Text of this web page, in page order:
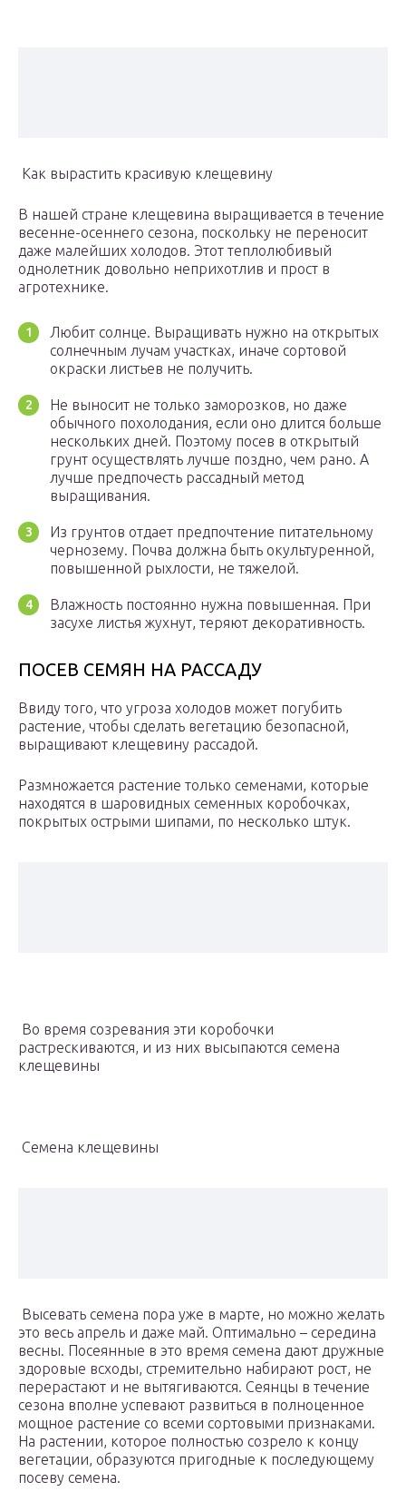
Как вырастить красивую клещевину
В нашей стране клещевина выращивается в течение
весенне-осеннего сезона, поскольку не переносит
даже малейших холодов. Этот теплолюбивый
однолетник довольно неприхотлив и прост в
агротехнике.
Любит солнце. Выращивать нужно на открытых
солнечным лучам участках, иначе сортовой
окраски листьев не получить.
Не выносит не только заморозков, но даже
обычного похолодания, если оно длится больше
нескольких дней. Поэтому посев в открытый
грунт осуществлять лучше поздно, чем рано. А
лучше предпочесть рассадный метод
выращивания.
Из грунтов отдает предпочтение питательному
чернозему. Почва должна быть окультуренной,
повышенной рыхлости, не тяжелой.
Влажность постоянно нужна повышенная. При
засухе листья жухнут, теряют декоративность.
ПОСЕВ СЕМЯН НА РАССАДУ
Ввиду того, что угроза холодов может погубить
растение, чтобы сделать вегетацию безопасной,
выращивают клещевину рассадой.
Размножается растение только семенами, которые
находятся в шаровидных семенных коробочках,
покрытых острыми шипами, по несколько штук.
Во время созревания эти коробочки
растрескиваются, и из них высыпаются семена
клещевины
Семена клещевины
Высевать семена пора уже в марте, но можно желать
это весь апрель и даже май. Оптимально – середина
весны. Посеянные в это время семена дают дружные
здоровые всходы, стремительно набирают рост, не
перерастают и не вытягиваются. Сеянцы в течение
сезона вполне успевают развиться в полноценное
мощное растение со всеми сортовыми признаками.
На растении, которое полностью созрело к концу
вегетации, образуются пригодные к последующему
посеву семена.